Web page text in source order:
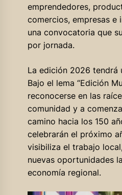
emprendedores,
comercios, empresas e
una convocatoria que
por jornada.
La edición 2026 tendrá
Bajo el lema “Edición
reconocerse en las
comunidad y a
camino hacia los 150
celebrarán el próximo
visibiliza el trabajo
nuevas oportunidades
economía regional.